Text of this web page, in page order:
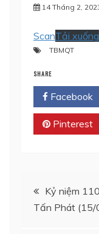
14 Tháng 2,
ScanTải xuống
TBMQT
SHARE
Facebook
Pinterest
Điều
hướng
Kỷ niệm
Tấn Phát